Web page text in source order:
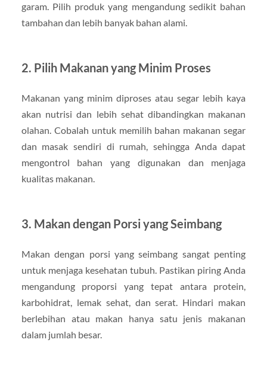
garam. Pilih produk yang mengandung sedikit bahan
tambahan dan lebih banyak bahan alami.
2. Pilih Makanan yang Minim Proses
Makanan yang minim diproses atau segar lebih kaya
akan nutrisi dan lebih sehat dibandingkan makanan
olahan. Cobalah untuk memilih bahan makanan segar
dan masak sendiri di rumah, sehingga Anda dapat
mengontrol bahan yang digunakan dan menjaga
kualitas makanan.
3. Makan dengan Porsi yang Seimbang
Makan dengan porsi yang seimbang sangat penting
untuk menjaga kesehatan tubuh. Pastikan piring Anda
mengandung proporsi yang tepat antara protein,
karbohidrat, lemak sehat, dan serat. Hindari makan
berlebihan atau makan hanya satu jenis makanan
dalam jumlah besar.